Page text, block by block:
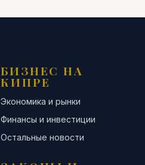
БИЗНЕС НА
КИПРЕ
Экономика и рынки
Финансы и инвестиции
Остальные новости